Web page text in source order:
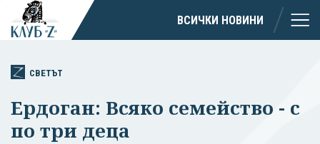
ВСИЧКИ НОВИНИ
СВЕТЪТ
Ердоган: Всяко семейство - с
по три деца